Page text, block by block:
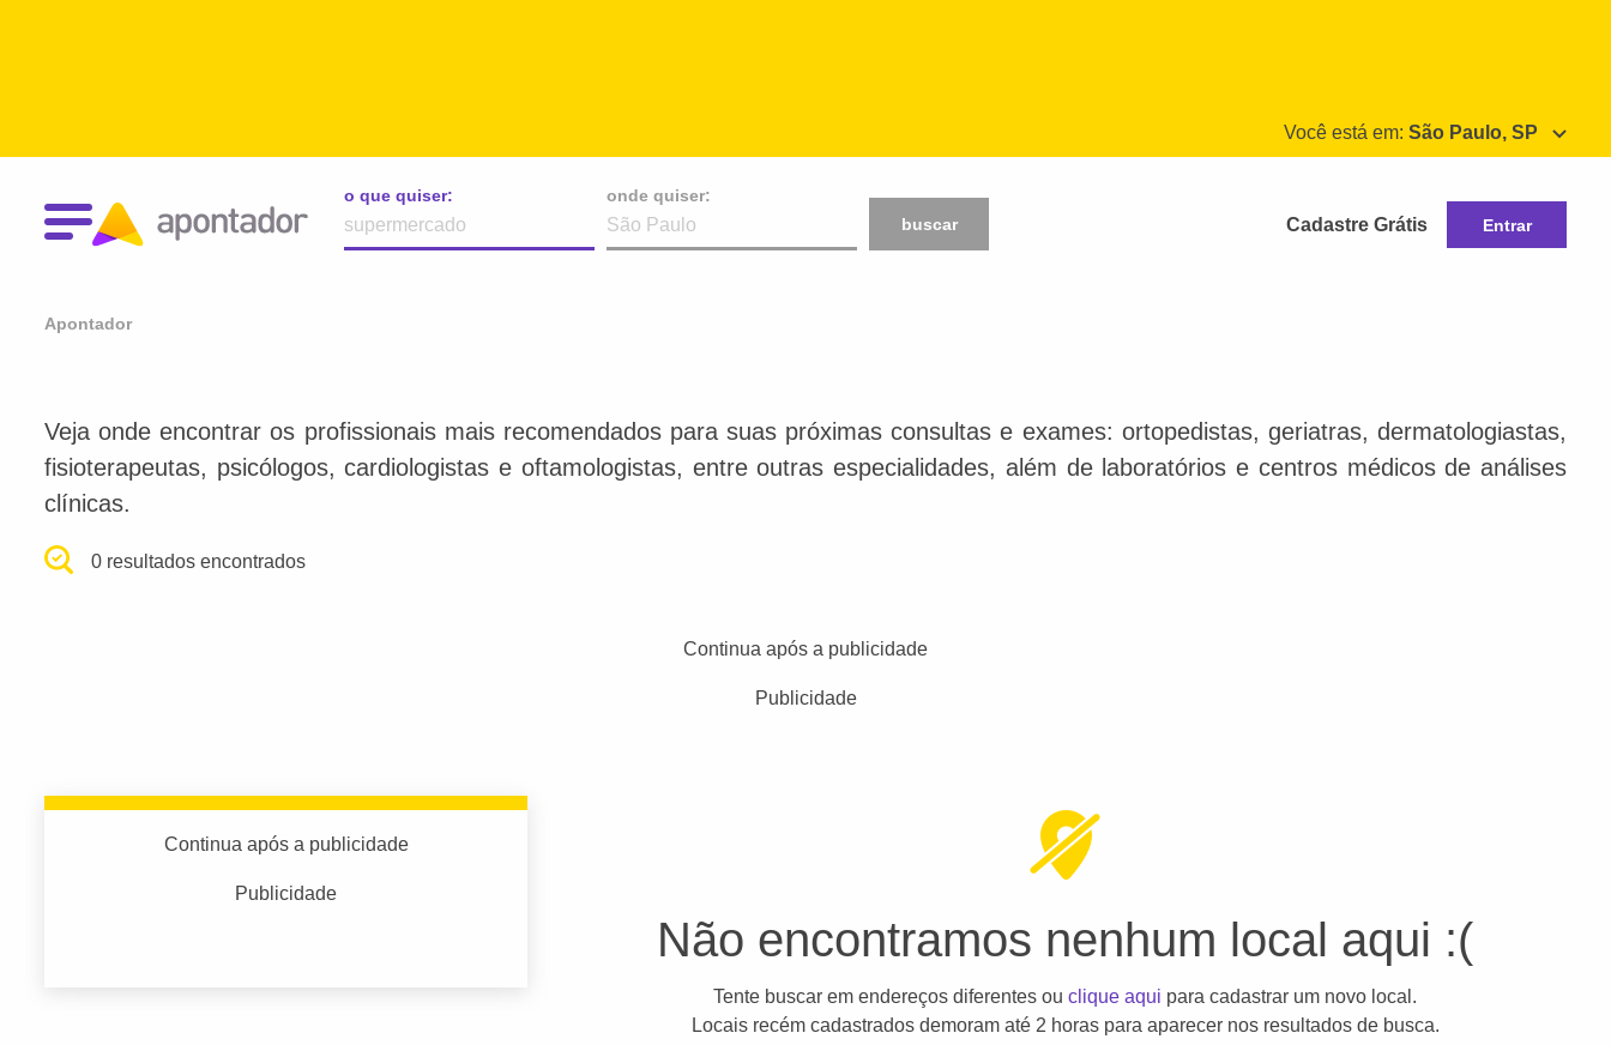
Você está em: São Paulo, SP
o que quiser:
onde quiser:
buscar
Cadastre Grátis Entrar
Apontador
Veja onde encontrar os profissionais mais recomendados para suas próximas consultas e exames: ortopedistas, geriatras, dermatologiastas,
fisioterapeutas, psicólogos, cardiologistas e oftamologistas, entre outras especialidades, além de laboratórios e centros médicos de análises
clínicas.
0 resultados encontrados
Continua após a publicidade
Publicidade
Continua após a publicidade
Publicidade
Não encontramos nenhum local aqui :(
Tente buscar em endereços diferentes ouclique aqui para cadastrar um novo local.
Locais recém cadastrados demoram até 2 horas para aparecer nos resultados de busca.